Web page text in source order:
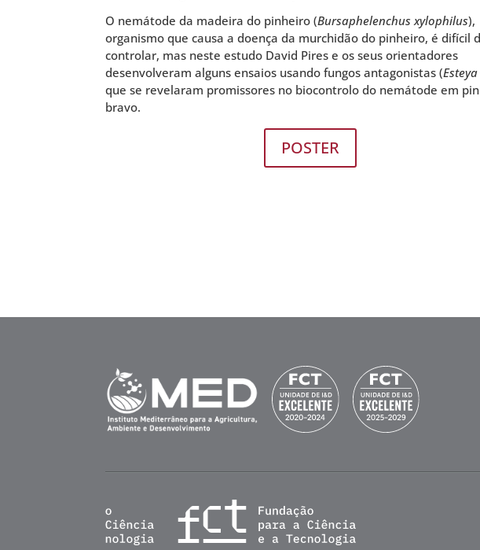
O nemátode da madeira do pinheiro (Bursaphelenchus xylophilus),
organismo que causa a doença da murchidão do pinheiro, é difícil
controlar, mas neste estudo David Pires e os seus orientadores
desenvolveram alguns ensaios usando fungos antagonistas (
que se revelaram promissores no biocontrolo do nemátode em
bravo.
POSTER